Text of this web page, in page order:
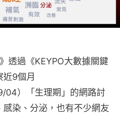
透過《KEYPO大數據關鍵
近9個月
04）「生理期」的網路討
染、分泌，也有不少網友